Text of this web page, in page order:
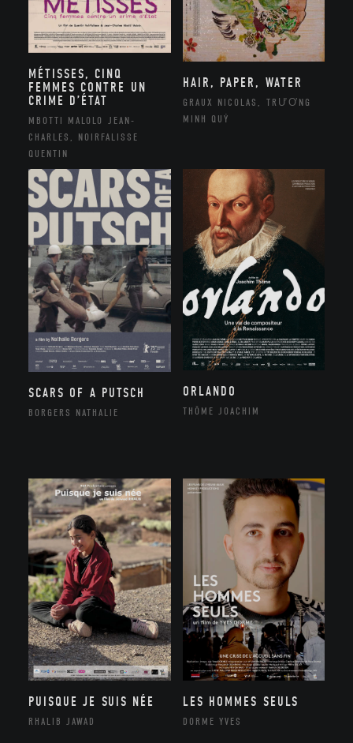
MÉTISSES, CINQ
FEMMES CONTRE UN
CRIME D’ÉTAT
MBOTTI MALOLO JEAN-
CHARLES, NOIRFALISSE
QUENTIN
HAIR, PAPER, WATER
GRAUX NICOLAS, TRƯƠNG
MINH QUÝ
SCARS OF A PUTSCH
BORGERS NATHALIE
ORLANDO
THÔME JOACHIM
PUISQUE JE SUIS NÉE
RHALIB JAWAD
LES HOMMES SEULS
DORME YVES